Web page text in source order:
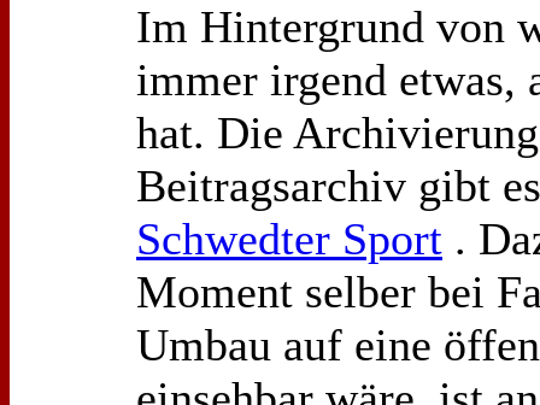
Im Hintergrund von
immer irgend etwas,
hat. Die
Beitragsarchiv gibt
Schwedter Sport .
Moment selber bei
Umbau auf eine